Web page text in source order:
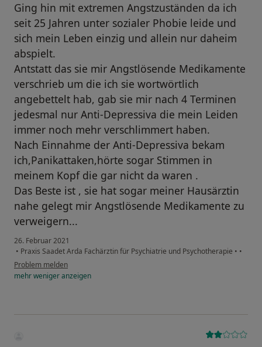
Ging hin mit extremen Angstzuständen da ich
seit 25 Jahren unter sozialer Phobie leide und
sich mein Leben einzig und allein nur daheim
abspielt.
Antstatt das sie mir Angstlösende Medikamente
verschrieb um die ich sie wortwörtlich
angebettelt hab, gab sie mir nach 4 Terminen
jedesmal nur Anti-Depressiva die mein Leiden
immer noch mehr verschlimmert haben.
Nach Einnahme der Anti-Depressiva bekam
ich,Panikattaken,hörte sogar Stimmen in
meinem Kopf die gar nicht da waren .
Das Beste ist , sie hat sogar meiner Hausärztin
nahe gelegt mir Angstlösende Medikamente zu
verweigern...
26. Februar 2021
• Praxis Saadet Arda Fachärztin für Psychiatrie und Psychotherapie • •
Problem melden
mehrwenigeranzeigen